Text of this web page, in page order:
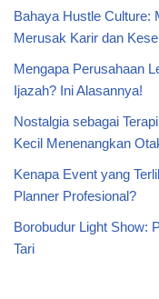
Bahaya Hustle Culture:
Merusak Karir dan
Mengapa Perusahaan
Ijazah? Ini Alasannya!
Nostalgia sebagai
Kecil Menenangkan
Kenapa Event yang
Planner Profesional?
Borobudur Light Show:
Tari